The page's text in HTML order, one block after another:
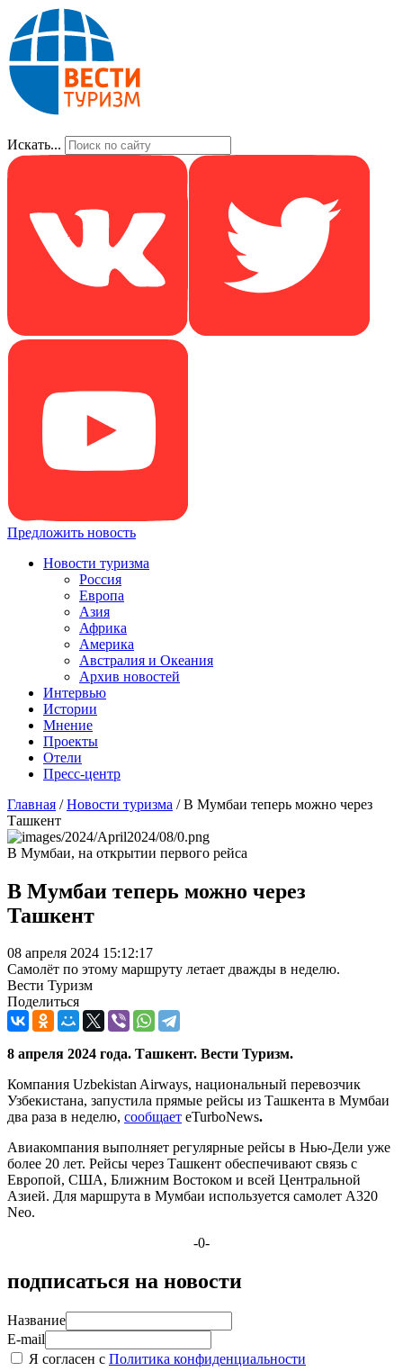
Искать...
Предложить новость
Новости туризма
Россия
Европа
Азия
Африка
Америка
Австралия и Океания
Архив новостей
Интервью
Истории
Мнение
Проекты
Отели
Пресс-центр
Главная /Новости туризма /В Мумбаи теперь можно через
Ташкент
В Мумбаи, на открытии первого рейса
В Мумбаи теперь можно через
Ташкент
08 апреля 2024 15:12:17
Самолёт по этому маршруту летает дважды в неделю.
Вести Туризм
Поделиться
8 апреля 2024 года. Ташкент. Вести Туризм.
Компания Uzbekistan Airways, национальный перевозчик
Узбекистана, запустила прямые рейсы из Ташкента в Мумбаи
два раза в неделю, сообщает eTurboNews.
Авиакомпания выполняет регулярные рейсы в Нью-Дели уже
более 20 лет. Рейсы через Ташкент обеспечивают связь с
Европой, США, Ближним Востоком и всей Центральной
Азией. Для маршрута в Мумбаи используется самолет A320
Neo.
-0-
подписаться на новости
Название
E-mail
Я согласен с Политика конфиденциальности